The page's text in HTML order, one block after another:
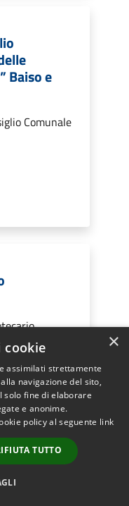
Baiso e
Comunale
di
ad
×
cookie
assimilati strettamente
navigazione del sito,
solo fine di elaborare
e anonime.
policy al seguente link
TUTTO